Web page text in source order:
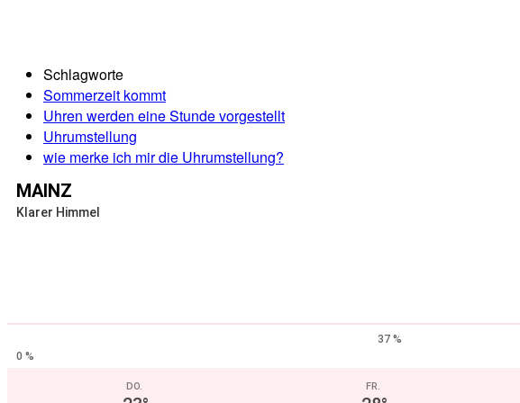
Schlagworte
Sommerzeit kommt
Uhren werden eine Stunde vorgestellt
Uhrumstellung
wie merke ich mir die Uhrumstellung?
MAINZ
Klarer Himmel
37 %
0 %
DO. FR.